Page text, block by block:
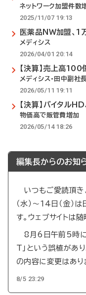
ネットワーク加盟件数
2025/11/07 19:13
医薬品NW加盟、
メディシス
2026/04/01 20:14
【決算】売上高
メディシス・田中副社
2026/05/11 19:11
【決算】バイタル
物価高で販管費増加
2026/05/14 18:26
編集長からのお知
いつもご愛読頂き
（水）～14日（金）
す。ウェブサイトは随
8月6日午前5時に
T」という誤植があ
の内容に変更はあり
8/5 23:29